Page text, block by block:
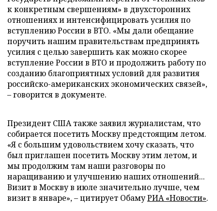
к конкретным свершениям» в двухсторонних
отношениях и интенсифицировать усилия по
вступлению России в ВТО. «Мы дали обещание
поручить нашим правительствам предпринять
усилия с целью завершить как можно скорее
вступление России в ВТО и продолжить работу по
созданию благоприятных условий для развития
российско-американских экономических связей»,
– говорится в документе.
Президент США также заявил журналистам, что
собирается посетить Москву предстоящим летом.
«Я с большим удовольствием хочу сказать, что
был приглашен посетить Москву этим летом, и
мы продолжим там наши разговоры по
наращиванию и улучшению наших отношений...
Визит в Москву в июле значительно лучше, чем
визит в январе», – цитирует ОбамуРИА «Новости».